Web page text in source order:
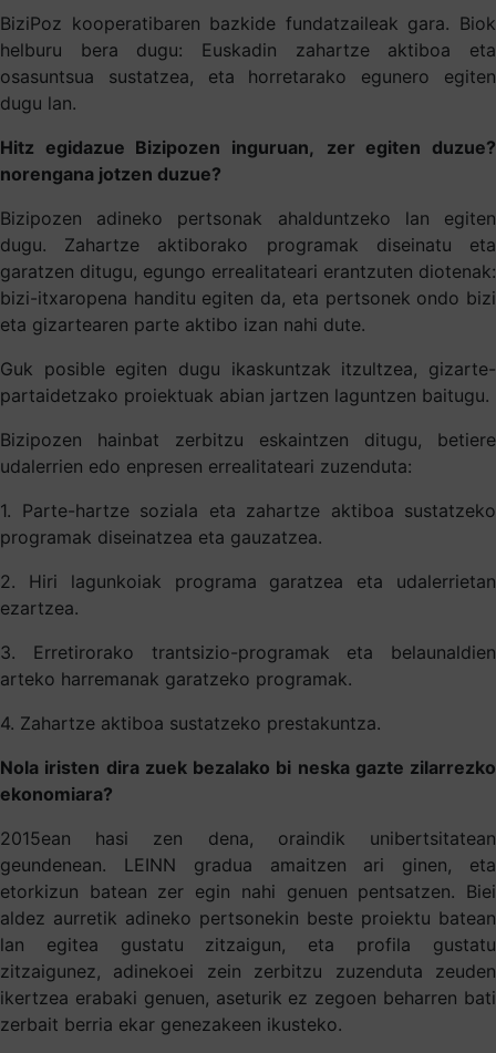
BiziPoz kooperatibaren bazkide fundatzaileak gara. Biok
helburu bera dugu: Euskadin zahartze aktiboa eta
osasuntsua sustatzea, eta horretarako egunero egiten
dugu lan.
Hitz egidazue Bizipozen inguruan,
zer egiten duzue?
norengana jotzen duzue?
Bizipozen adineko pertsonak ahalduntzeko lan egiten
dugu. Zahartze aktiborako programak diseinatu eta
garatzen ditugu, egungo errealitateari erantzuten diotenak:
bizi-itxaropena handitu egiten da, eta pertsonek ondo bizi
eta gizartearen parte aktibo izan nahi dute.
Guk posible egiten dugu ikaskuntzak itzultzea, gizarte-
partaidetzako proiektuak abian jartzen laguntzen baitugu.
Bizipozen hainbat zerbitzu eskaintzen ditugu, betiere
udalerrien edo enpresen errealitateari zuzenduta:
1. Parte-hartze soziala eta zahartze aktiboa sustatzeko
programak diseinatzea eta gauzatzea.
2. Hiri lagunkoiak programa garatzea eta udalerrietan
ezartzea.
3. Erretirorako trantsizio-programak eta belaunaldien
arteko harremanak garatzeko programak.
4. Zahartze aktiboa sustatzeko prestakuntza.
Nola iristen dira zuek bezalako bi neska gazte zilarrezko
ekonomiara?
2015ean hasi zen dena, oraindik unibertsitatean
geundenean. LEINN gradua amaitzen ari ginen, eta
etorkizun batean zer egin nahi genuen pentsatzen. Biei
aldez aurretik adineko pertsonekin beste proiektu batean
lan egitea gustatu zitzaigun, eta profila gustatu
zitzaigunez, adinekoei zein zerbitzu zuzenduta zeuden
ikertzea erabaki genuen, aseturik ez zegoen beharren bati
zerbait berria ekar genezakeen ikusteko.